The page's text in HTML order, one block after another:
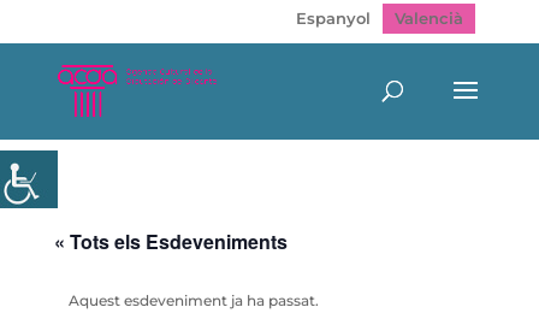
Espanyol Valencià
« Tots els Esdeveniments
Aquest esdeveniment ja ha passat.